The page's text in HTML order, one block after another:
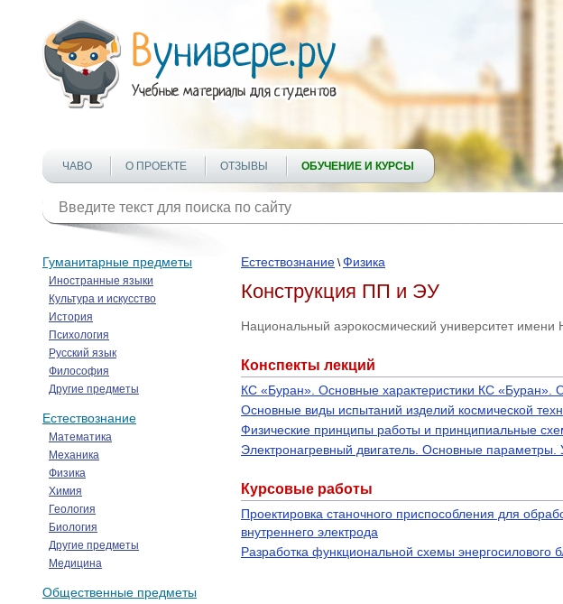
ЧАВО О ПРОЕКТЕ ОТЗЫВЫ ОБУЧЕНИЕ И КУРСЫ
Гуманитарные предметы
Иностранные языки
Культура и искусство
История
Психология
Русский язык
Философия
Другие предметы
Естествознание
Математика
Механика
Физика
Химия
Геология
Биология
Другие предметы
Медицина
Общественные предметы
Естествознание \Физика
Конструкция ПП и ЭУ
Национальный аэрокосмический университет
Конспекты лекций
КС «Буран». Основные характеристики КС «Буран».
Основные виды испытаний изделий космической
Физические принципы работы и принципиальные
Электронагревный двигатель. Основные
Курсовые работы
Проектировка станочного приспособления для
внутреннего электрода
Разработка функциональной схемы энергосилового